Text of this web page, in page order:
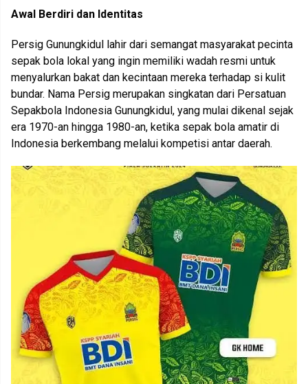
Awal Berdiri dan Identitas
Persig Gunungkidul lahir dari semangat masyarakat pecinta
sepak bola lokal yang ingin memiliki wadah resmi untuk
menyalurkan bakat dan kecintaan mereka terhadap si kulit
bundar. Nama Persig merupakan singkatan dari Persatuan
Sepakbola Indonesia Gunungkidul, yang mulai dikenal sejak
era 1970-an hingga 1980-an, ketika sepak bola amatir di
Indonesia berkembang melalui kompetisi antar daerah.